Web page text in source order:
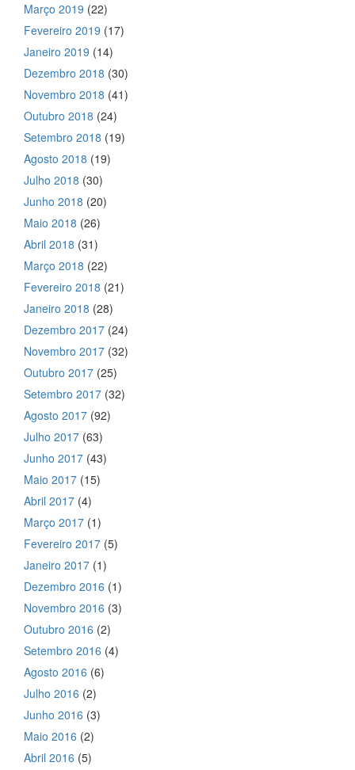
Março 2019 (22)
Fevereiro 2019 (17)
Janeiro 2019 (14)
Dezembro 2018 (30)
Novembro 2018 (41)
Outubro 2018 (24)
Setembro 2018 (19)
Agosto 2018 (19)
Julho 2018 (30)
Junho 2018 (20)
Maio 2018 (26)
Abril 2018 (31)
Março 2018 (22)
Fevereiro 2018 (21)
Janeiro 2018 (28)
Dezembro 2017 (24)
Novembro 2017 (32)
Outubro 2017 (25)
Setembro 2017 (32)
Agosto 2017 (92)
Julho 2017 (63)
Junho 2017 (43)
Maio 2017 (15)
Abril 2017 (4)
Março 2017 (1)
Fevereiro 2017 (5)
Janeiro 2017 (1)
Dezembro 2016 (1)
Novembro 2016 (3)
Outubro 2016 (2)
Setembro 2016 (4)
Agosto 2016 (6)
Julho 2016 (2)
Junho 2016 (3)
Maio 2016 (2)
Abril 2016 (5)